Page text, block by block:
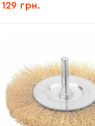
129 грн.